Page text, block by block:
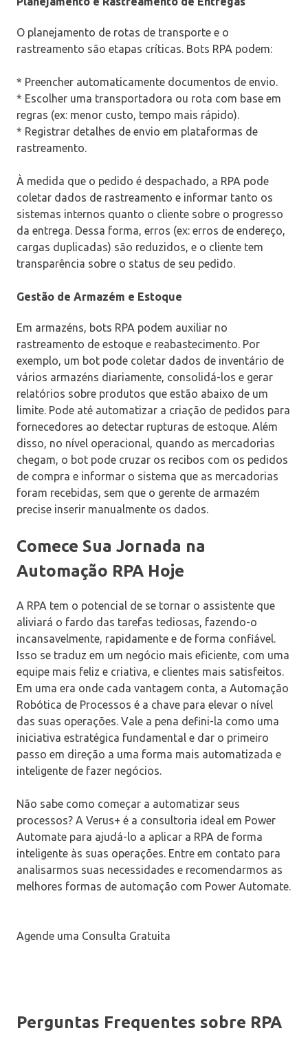
O planejamento de rotas de transporte e o
rastreamento são etapas críticas. Bots RPA podem:
* Preencher automaticamente documentos de envio.
* Escolher uma transportadora ou rota com base em
regras (ex: menor custo, tempo mais rápido).
* Registrar detalhes de envio em plataformas de
rastreamento.
À medida que o pedido é despachado, a RPA pode
coletar dados de rastreamento e informar tanto os
sistemas internos quanto o cliente sobre o progresso
da entrega. Dessa forma, erros (ex: erros de endereço,
cargas duplicadas) são reduzidos, e o cliente tem
transparência sobre o status de seu pedido.
Gestão de Armazém e Estoque
Em armazéns, bots RPA podem auxiliar no
rastreamento de estoque e reabastecimento. Por
exemplo, um bot pode coletar dados de inventário de
vários armazéns diariamente, consolidá-los e gerar
relatórios sobre produtos que estão abaixo de um
limite. Pode até automatizar a criação de pedidos para
fornecedores ao detectar rupturas de estoque. Além
disso, no nível operacional, quando as mercadorias
chegam, o bot pode cruzar os recibos com os pedidos
de compra e informar o sistema que as mercadorias
foram recebidas, sem que o gerente de armazém
precise inserir manualmente os dados.
Comece Sua Jornada na
Automação RPA Hoje
A RPA tem o potencial de se tornar o assistente que
aliviará o fardo das tarefas tediosas, fazendo-o
incansavelmente, rapidamente e de forma confiável.
Isso se traduz em um negócio mais eficiente, com uma
equipe mais feliz e criativa, e clientes mais satisfeitos.
Em uma era onde cada vantagem conta, a Automação
Robótica de Processos é a chave para elevar o nível
das suas operações. Vale a pena defini-la como uma
iniciativa estratégica fundamental e dar o primeiro
passo em direção a uma forma mais automatizada e
inteligente de fazer negócios.
Não sabe como começar a automatizar seus
processos? A Verus+ é a consultoria ideal em Power
Automate para ajudá-lo a aplicar a RPA de forma
inteligente às suas operações. Entre em contato para
analisarmos suas necessidades e recomendarmos as
melhores formas de automação com Power Automate.
Agende uma Consulta Gratuita
Perguntas Frequentes sobre RPA